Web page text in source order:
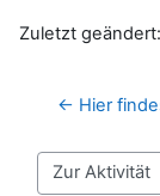
Zuletzt
← Hier
Zur Aktivität